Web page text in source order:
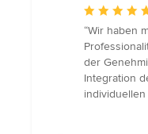
Bewertung:
5
von
5
Sternen
“Wir haben
der
Integration